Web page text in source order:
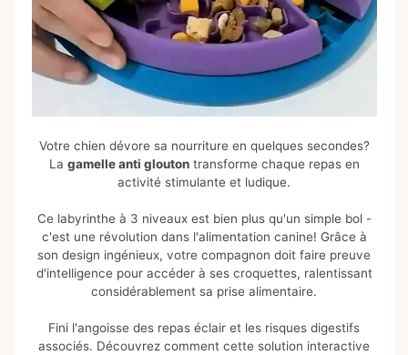
Votre chien dévore sa nourriture en quelques secondes?
La gamelle anti gloutontransforme chaque repas en
activité stimulante et ludique.
Ce labyrinthe à 3 niveaux est bien plus qu'un simple bol -
c'est une révolution dans l'alimentation canine! Grâce à
son design ingénieux, votre compagnon doit faire preuve
d'intelligence pour accéder à ses croquettes, ralentissant
considérablement sa prise alimentaire.
Fini l'angoisse des repas éclair et les risques digestifs
associés. Découvrez comment cette solution interactive